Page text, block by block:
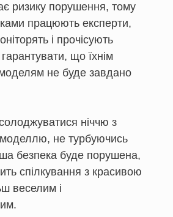
ризику порушення, тому
працюють експерти,
і прочісують
що їхнім
не буде завдано
ніччю з
не турбуючись
безпека буде порушена,
спілкування з красивою
веселим і